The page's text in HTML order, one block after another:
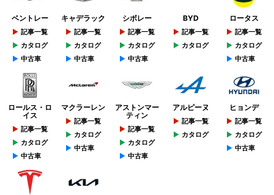
ベントレー
記事一覧
カタログ
中古車
キャデラック
記事一覧
カタログ
中古車
シボレー
記事一覧
カタログ
中古車
BYD
記事一覧
カタログ
ロータス
記事一覧
カタログ
中古車
ロールス・ロ
イス
記事一覧
カタログ
中古車
マクラーレン
記事一覧
カタログ
中古車
アストンマー
ティン
記事一覧
カタログ
中古車
アルピーヌ
記事一覧
カタログ
ヒョンデ
記事一覧
カタログ
中古車